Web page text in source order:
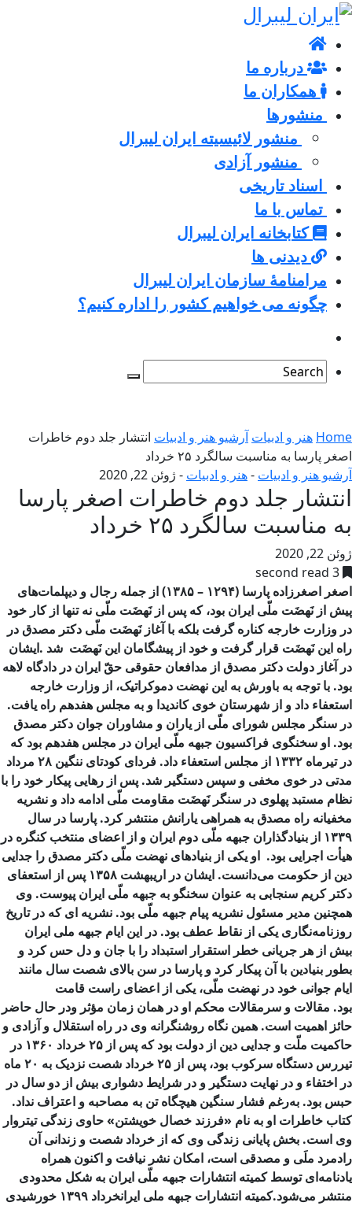
درباره ما
همکاران ما
منشورها
منشور لائیسیته ایران لیبرال
منشور آزادی
اسناد تاریخی
تماس با ما
کتابخانه ایران لیبرال
دیدنی ها
مرامنامۀ سازمان ایران لیبرال
چگونه می خواهیم کشور را اداره کنیم؟
Home هنر و ادبیات آرشیو هنر و ادبیات انتشار جلد دوم خاطرات
اصغر پارسا به مناسبت سالگرد ۲۵ خرداد
آرشیو هنر و ادبیات -هنر و ادبیات - ژوئن 22, 2020
انتشار جلد دوم خاطرات اصغر پارسا
به مناسبت سالگرد ۲۵ خرداد
ژوئن 22, 2020
3 second read
اصغر اصغرزاده پارسا (۱۲۹۴ – ۱۳۸۵) از جمله رجال و دیپلمات‌های
پیش از نَهضَت ملّی ایران بود، که پس از نَهضَت ملّی نه تنها از کار خود
در وزارت خارجه کناره گرفت بلکه با آغاز نَهضَت ملّی دکتر مصدق در
راه این نَهضَت قرار گرفت و خود از پیشگامان این نَهضَت شد .ایشان
در آغاز دولت دکتر مصدق از مدافعان حقوقی حقّ ایران در دادگاه لاهه
بود. با توجه به باورش به این نهضت دموکراتیک، از وزارت خارجه
استعفاء داد و از شهرستان خوی کاندیدا و به مجلس هفدهم راه یافت.
در سنگر مجلس شورای ملّی از یاران و مشاوران جوان دکتر مصدق
بود. او سخنگوی فراکسیون جبهه ملّی ایران در مجلس هفدهم بود که
در تیرماه ۱۳۳۲ از مجلس استعفاء داد. فردای کودتای ننگین ۲۸ مرداد
مدتی در خوی مخفی و سپس دستگیر شد. پس از رهایی پیکار خود را با
نظام مستبد پهلوی در سنگر نَهضَت مقاومت ملّی ادامه داد و نشریه
مخفیانه راه مصدق به همراهی یارانش منتشر کرد. پارسا در سال
۱۳۳۹ از بنیادگذاران جبهه ملّی دوم ایران و از اعضای منتخب کنگره در
هیأت اجرایی بود. او یکی از بنیادهای نهضت ملّی دکتر مصدق را جدایی
دین از حکومت می‌دانست. ایشان در اریبهشت ۱۳۵۸ پس از استعفای
دکتر کریم سنجابی به عنوان سخنگو به جبهه ملّی ایران پیوست. وی
همچنین مدیر مسئول نشریه پیام جبهه ملّی بود. نشریه ای که در تاریخ
روزنامه‌نگاری یکی از نقاط عطف بود. در این ایام جبهه ملی ایران
بیش از هر جریانی خطر استقرار استبداد را با جان و دل حس کرد و
بطور بنیادین با آن پیکار کرد و پارسا در سن بالای شصت سال مانند
ایام جوانی خود در نهضت ملّی، یکی از اعضای راست قامت
بود. مقالات و سرمقالات محکم او در همان زمان مؤثر ودر حال حاضر
حائز اهمیت است. همین نگاه روشنگرانه وی در راه استقلال و آزادی و
حاکمیت ملّت و جدایی دین از دولت بود که پس از ۲۵ خرداد ۱۳۶۰ در
تیررس دستگاه سرکوب بود، پس از ۲۵ خرداد شصت نزدیک به ۲۰ ماه
در اختفاء و در نهایت دستگیر و در شرایط دشواری بیش از دو سال در
حبس بود. به‌رغم فشار سنگین هیچگاه تن به مصاحبه و اعتراف نداد.
کتاب خاطرات او به نام «فرزند خصال خویشتن» حاوی زندگی تیتروار
وی است. بخش پایانی زندگی وی که از خرداد شصت و زندانی آن
رادمرد ملَی و مصدقی است، امکان نشر نیافت و اکنون همراه
یادنامه‌ای توسط کمیته انتشارات جبهه ملّی ایران به شکل محدودی
منتشر می‌شود.کمیته انتشارات جبهه ملی ایرانخرداد ۱۳۹۹ خورشیدی